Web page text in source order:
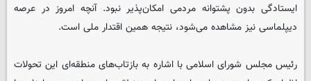
ایستادگی بدون پشتوانه مردمی امکان‌پذیر نبود. آنچه امروز در عرصه
دیپلماسی نیز مشاهده می‌شود، نتیجه همین اقتدار ملی است.
رئیس مجلس شورای اسلامی با اشاره به بازتاب‌های منطقه‌ای این تحولات